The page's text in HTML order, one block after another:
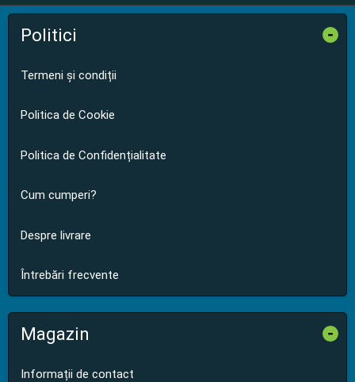
Politici -
Termeni și condiții
Politica de Cookie
Politica de Confidențialitate
Cum cumperi?
Despre livrare
Întrebări frecvente
Magazin -
Informații de contact